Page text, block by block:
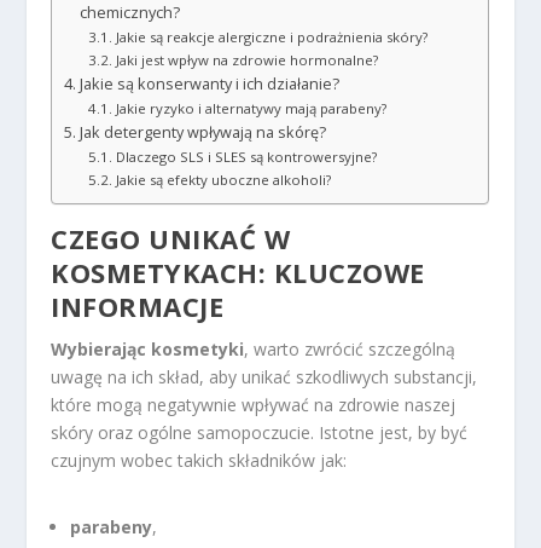
chemicznych?
Jakie są reakcje alergiczne i podrażnienia skóry?
Jaki jest wpływ na zdrowie hormonalne?
Jakie są konserwanty i ich działanie?
Jakie ryzyko i alternatywy mają parabeny?
Jak detergenty wpływają na skórę?
Dlaczego SLS i SLES są kontrowersyjne?
Jakie są efekty uboczne alkoholi?
CZEGO UNIKAĆ W
KOSMETYKACH: KLUCZOWE
INFORMACJE
Wybierając kosmetyki, warto zwrócić szczególną
uwagę na ich skład, aby unikać szkodliwych substancji,
które mogą negatywnie wpływać na zdrowie naszej
skóry oraz ogólne samopoczucie. Istotne jest, by być
czujnym wobec takich składników jak:
parabeny,